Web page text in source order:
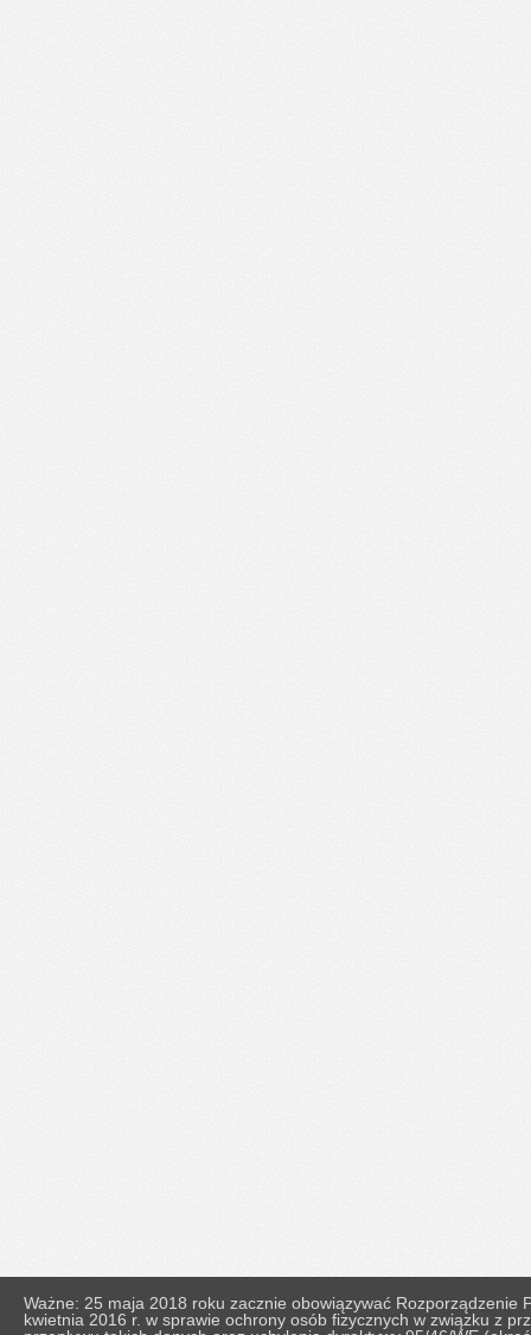
Ważne: 25 maja 2018 roku zacznie obowiązywać
kwietnia 2016 r. w sprawie ochrony osób fizycznych w związku z